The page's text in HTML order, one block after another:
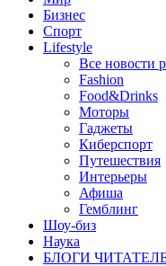
Бизнес
Спорт
Lifestyle
Все новости
Fashion
Food&Drinks
Моторы
Гаджеты
Киберспорт
Путешествия
Интерьеры
Афиша
Гемблинг
Шоу-биз
Наука
БЛОГИ